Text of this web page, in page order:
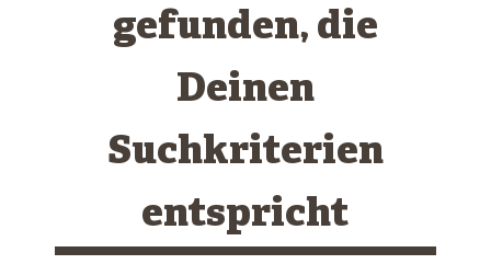
gefunden, die
Deinen
Suchkriterien
entspricht